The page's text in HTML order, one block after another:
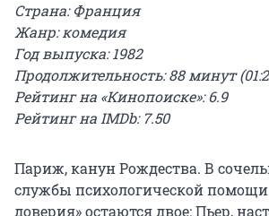
Страна: Франция
Жанр: комедия
Год выпуска: 1982
Продолжительность: 88 минут
Рейтинг на «Кинопоиске»: 6.9
Рейтинг на IMDb: 7.50
Париж, канун Рождества. В
службы психологической помощи
доверия» остаются двое: Пьер,